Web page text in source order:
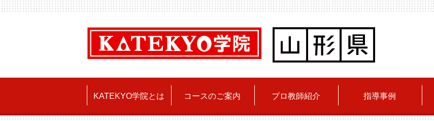
KATEKYO学院とは コースのご案内 プロ教師紹介 指導事例